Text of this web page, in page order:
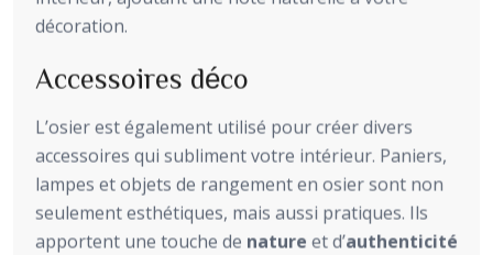
décoration.
Accessoires déco
L’osier est également utilisé pour créer divers
accessoires qui subliment votre intérieur. Paniers,
lampes et objets de rangement en osier sont non
seulement esthétiques, mais aussi pratiques. Ils
apportent une touche de nature et d’authenticité